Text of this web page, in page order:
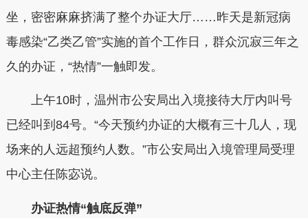
坐，密密麻麻挤满了整个办证大厅……昨天是新冠病
毒感染“乙类乙管”实施的首个工作日，群众沉寂三年之
久的办证，“热情”一触即发。
上午10时，温州市公安局出入境接待大厅内叫号
已经叫到84号。“今天预约办证的大概有三十几人，现
场来的人远超预约人数。”市公安局出入境管理局受理
中心主任陈宓说。
办证热情“触底反弹”